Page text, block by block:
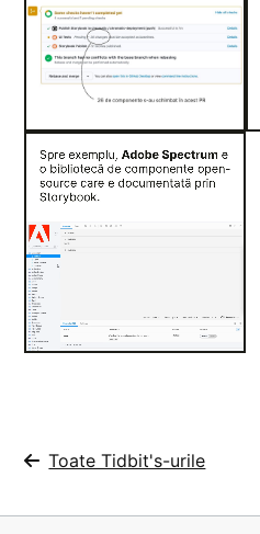
Toate Tidbit's-urile